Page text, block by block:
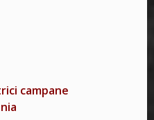
campane